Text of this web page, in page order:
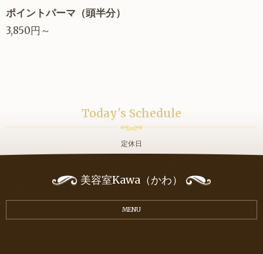
ポイントパーマ（頭半分）
3,850円～
Today's Schedule
定休日
美容室Kawa（かわ）
MENU